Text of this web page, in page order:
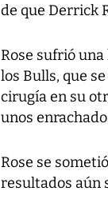
de que Derrick
Rose sufrió
los Bulls, que
cirugía en su
unos
Rose se
resultados aún